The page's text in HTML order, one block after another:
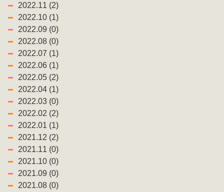
2022.11 (2)
2022.10 (1)
2022.09 (0)
2022.08 (0)
2022.07 (1)
2022.06 (1)
2022.05 (2)
2022.04 (1)
2022.03 (0)
2022.02 (2)
2022.01 (1)
2021.12 (2)
2021.11 (0)
2021.10 (0)
2021.09 (0)
2021.08 (0)